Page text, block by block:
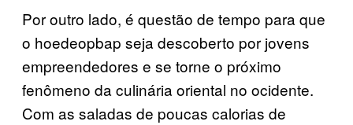
Por outro lado, é questão de tempo para que
o hoedeopbap seja descoberto por jovens
empreendedores e se torne o próximo
fenômeno da culinária oriental no ocidente.
Com as saladas de poucas calorias de